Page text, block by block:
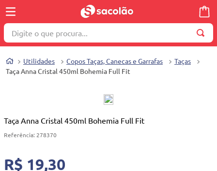
Digite o que procura...
Utilidades Copos Taças, Canecas e Garrafas
Taças
Taça Anna Cristal 450ml Bohemia Full Fit
Taça Anna Cristal 450ml Bohemia Full Fit
Referência: 278370
R$ 19,30
1º
wella
4º
toalha